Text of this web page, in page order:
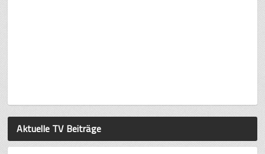
Aktuelle TV Beiträge